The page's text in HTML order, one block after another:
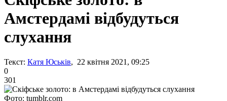
Амстердамі відбудуться
слухання
Текст: Катя Юськів, 22 квітня 2021, 09:25
0
301
Фото: tumblr.com